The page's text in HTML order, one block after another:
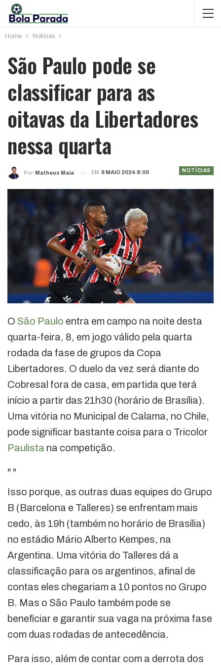
Home Notícias
São Paulo pode se
classificar para as
oitavas da Libertadores
nessa quarta
NOTÍCIAS
Por Matheus Maia EM 8 MAIO 2024 8:00
O São Paulo entra em campo na noite desta
quarta-feira, 8, em jogo válido pela quarta
rodada da fase de grupos da Copa
Libertadores. O duelo da vez será diante do
Cobresal fora de casa, em partida que terá
início a partir das 21h30 (horário de Brasília).
Uma vitória no Municipal de Calama, no Chile,
pode significar bastante coisa para o Tricolor
Paulista na competição.
" "
Isso porque, as outras duas equipes do Grupo
B (Barcelona e Talleres) se enfrentam mais
cedo, às 19h (também no horário de Brasília)
no estádio Mário Alberto Kempes, na
Argentina. Uma vitória do Talleres dá a
classificação para os argentinos, afinal de
contas eles chegariam a 10 pontos no Grupo
B. Mas o São Paulo também pode se
beneficiar e garantir sua vaga na próxima fase
com duas rodadas de antecedência.
Para isso, além de contar com a derrota dos